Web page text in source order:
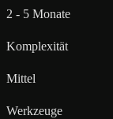
2 - 5 Monate
Komplexität
Mittel
Werkzeuge